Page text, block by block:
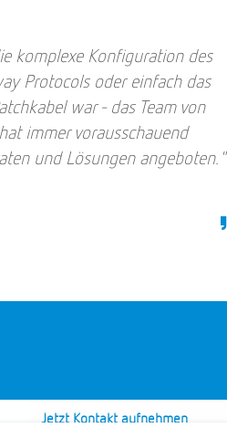
komplexe Konfiguration des
Protocols oder einfach das
war - das Team von
immer vorausschauend
und Lösungen angeboten."
Jetzt Kontakt aufnehmen